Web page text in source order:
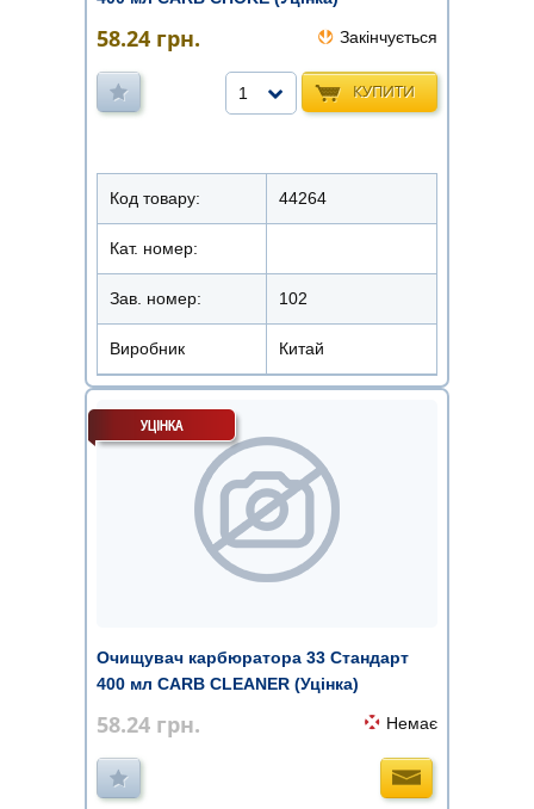
58.24 грн. Закінчується
КУПИТИ
1
Код товару: 44264
Кат. номер:
Зав. номер: 102
Виробник Китай
Очищувач карбюратора 33 Стандарт
400 мл CARB CLEANER (Уцінка)
58.24 грн. Немає